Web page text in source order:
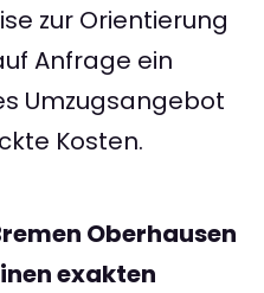
zur Orientierung
Anfrage ein
Umzugsangebot
Kosten.
Oberhausen
exakten